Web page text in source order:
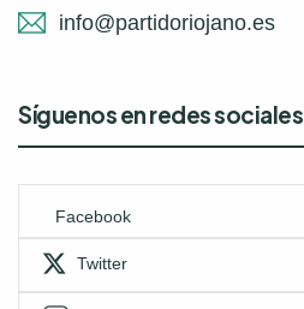
info@partidoriojano.es
Síguenos en redes sociales
Facebook
Twitter